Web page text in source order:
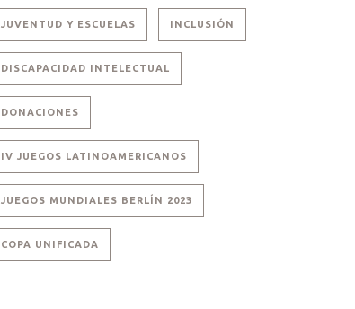
JUVENTUD Y ESCUELAS INCLUSIÓN
DISCAPACIDAD INTELECTUAL
DONACIONES
IV JUEGOS LATINOAMERICANOS
JUEGOS MUNDIALES BERLÍN 2023
COPA UNIFICADA